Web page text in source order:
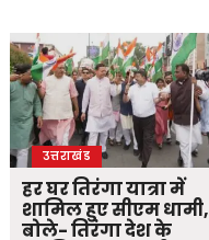
उत्तराखंड
हर घर तिरंगा यात्रा में
शामिल हुए सीएम धामी,
बोले- तिरंगा देश के